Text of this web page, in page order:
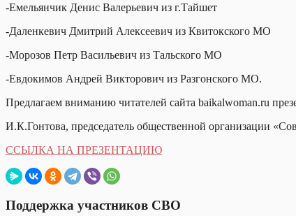
-Емельянчик Денис Валерьевич из г.Тайшет
-Даленкевич Дмитрий Алексеевич из Квитокского МО
-Морозов Петр Васильевич из Тальского МО
-Евдокимов Андрей Викторович из Разгонского МО.
Предлагаем вниманию читателей сайта baikalwoman.ru
И.К.Гонтова, председатель общественной организации
ССЫЛКА НА ПРЕЗЕНТАЦИЮ
Поддержка участников СВО